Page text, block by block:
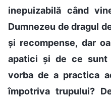
inepuizabilă când
Dumnezeu de dragul
și recompense, dar
apatici și de ce sunt
vorba de a practica
împotriva trupului?